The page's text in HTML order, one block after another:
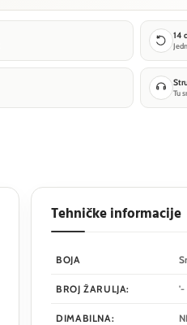
14
Tu
Tehničke informacije
BOJA
BROJ ŽARULJA: '-
DIMABILNA: